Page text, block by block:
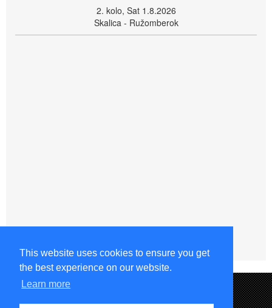
This website uses cookies to ensure you get
the best experience on our website.
Learn more
2. kolo, Sat 1.8.2026
Skalica - Ružomberok